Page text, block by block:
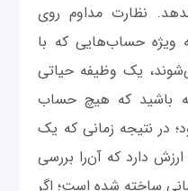
نظارت مداوم روی
ویژه حساب‌هایی که با
یک وظیفه حیاتی
باشید که هیچ حساب
در نتیجه زمانی که یک
دارد که آن‌را بررسی
ساخته شده است؛ اگر